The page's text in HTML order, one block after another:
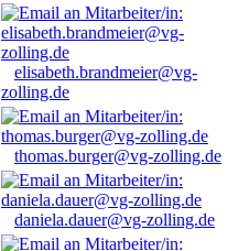
elisabeth.brandmeier@vg-
zolling.de
thomas.burger@vg-zolling.de
daniela.dauer@vg-zolling.de